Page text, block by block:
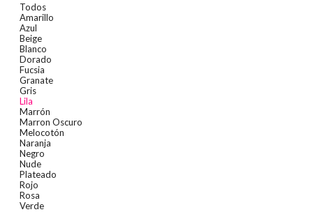
Todos
Amarillo
Azul
Beige
Blanco
Dorado
Fucsia
Granate
Gris
Lila
Marrón
Marron Oscuro
Melocotón
Naranja
Negro
Nude
Plateado
Rojo
Rosa
Verde